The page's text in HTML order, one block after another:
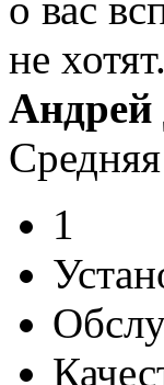
о вас
не
Андрей
1